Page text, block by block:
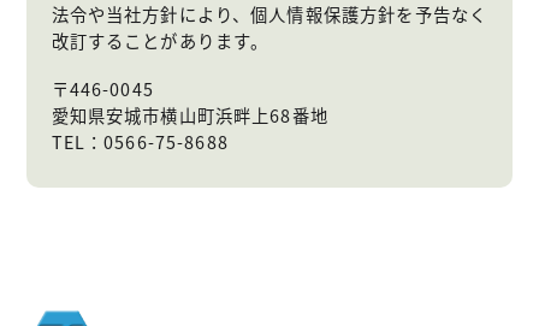
法令や当社方針により、個人情報保護方針を予告なく
改訂することがあります。
〒446-0045
愛知県安城市横山町浜畔上68番地
TEL：0566-75-8688